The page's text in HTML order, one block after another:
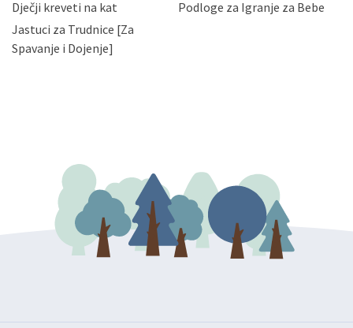
zatražiti prestanak aktivnosti obrade Vaših osobnih
podataka. Opoziv privole možete podnijeti poštom na
gore navedenu adresu ili e-mailom na adresu:
Dječji kreveti na kat
Podloge za Igranje za Bebe
Jastuci za Trudnice [Za
Spavanje i Dojenje]